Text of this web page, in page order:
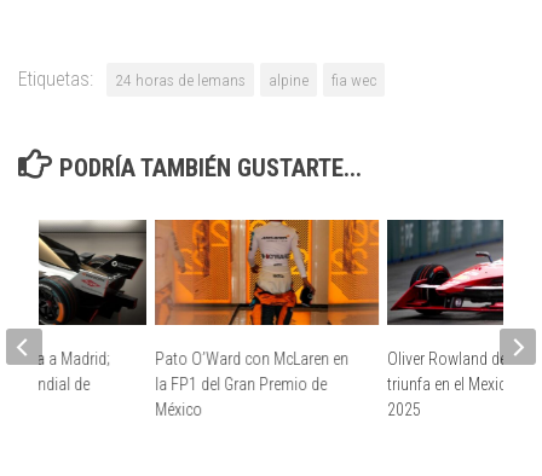
Etiquetas: 24 horas de lemans alpine fia wec
PODRÍA TAMBIÉN GUSTARTE...
Pato O’Ward con McLaren en
la FP1 del Gran Premio de
México
Oliver Rowland de
triunfa en el Mexico
2025
llega a Madrid;
Mundial de